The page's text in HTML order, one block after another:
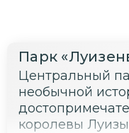
Парк
Центральный
необычной
королевы